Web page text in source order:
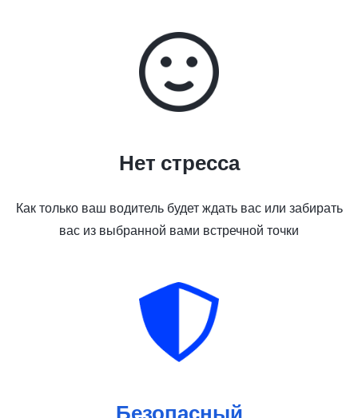
Нет стресса
Как только ваш водитель будет ждать вас или забирать
вас из выбранной вами встречной точки